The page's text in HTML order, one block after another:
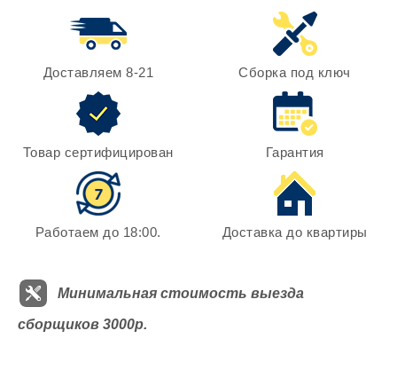
Доставляем 8-21 Сборка под ключ
Товар сертифицирован Гарантия
Работаем до 18:00. Доставка до квартиры
Минимальная стоимость выезда
сборщиков 3000р.